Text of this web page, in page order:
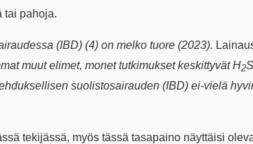
tai pahoja.
(IBD) (4) on melko tuore (2023).
muut elimet, monet tutkimukset keskittyvät H2
suolistosairauden (IBD) ei-vielä
tekijässä, myös tässä tasapaino näyttäisi